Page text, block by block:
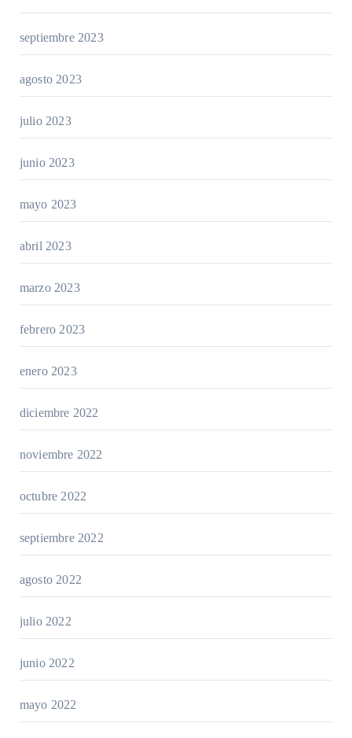
septiembre 2023
agosto 2023
julio 2023
junio 2023
mayo 2023
abril 2023
marzo 2023
febrero 2023
enero 2023
diciembre 2022
noviembre 2022
octubre 2022
septiembre 2022
agosto 2022
julio 2022
junio 2022
mayo 2022